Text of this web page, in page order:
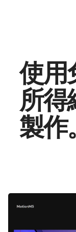
使用
所得
製作